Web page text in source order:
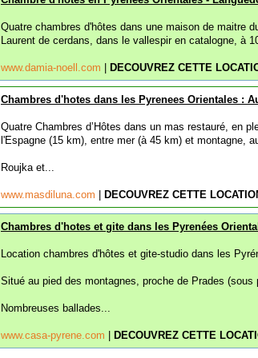
Quatre chambres d'hôtes dans une maison de maitre
Laurent de cerdans, dans le vallespir en catalogne, à
www.damia-noell.com DECOUVREZ CETTE
Chambres d'hotes dans les Pyrenees Orientales :
Quatre Chambres d’Hôtes dans un mas restauré, en
l'Espagne (15 km), entre mer (à 45 km) et montagne,
Roujka et...
www.masdiluna.com DECOUVREZ CETTE
Chambres d'hotes et gite dans les Pyrenées
Location chambres d'hôtes et gite-studio dans les
Situé au pied des montagnes, proche de Prades
Nombreuses ballades...
www.casa-pyrene.com DECOUVREZ CETTE